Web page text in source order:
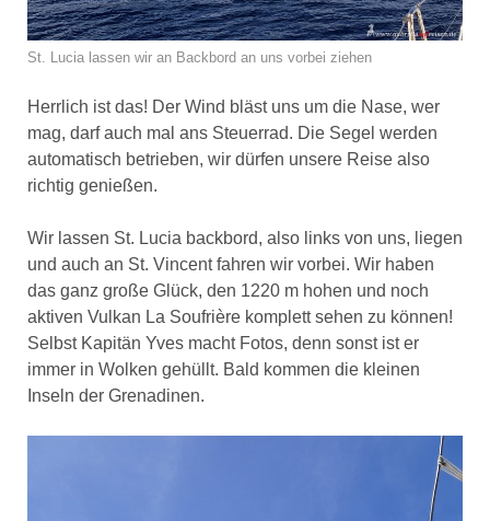
St. Lucia lassen wir an Backbord an uns vorbei ziehen
Herrlich ist das! Der Wind bläst uns um die Nase, wer
mag, darf auch mal ans Steuerrad. Die Segel werden
automatisch betrieben, wir dürfen unsere Reise also
richtig genießen.
Wir lassen St. Lucia backbord, also links von uns, liegen
und auch an St. Vincent fahren wir vorbei. Wir haben
das ganz große Glück, den 1220 m hohen und noch
aktiven Vulkan La Soufrière komplett sehen zu können!
Selbst Kapitän Yves macht Fotos, denn sonst ist er
immer in Wolken gehüllt. Bald kommen die kleinen
Inseln der Grenadinen.